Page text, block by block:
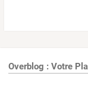
Overblog : Votre